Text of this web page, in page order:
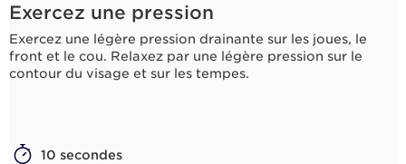
Exercez une pression
Exercez une légère pression drainante sur les joues, le
front et le cou. Relaxez par une légère pression sur le
contour du visage et sur les tempes.
10 secondes